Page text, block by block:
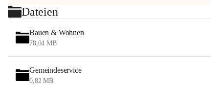
Dateien
Bauen & Wohnen
78,04 MB
Gemeindeservice
0,82 MB